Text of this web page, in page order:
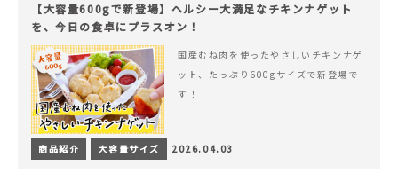
【大容量600gで新登場】ヘルシー大満足なチキンナゲット
を、今日の食卓にプラスオン！
国産むね肉を使ったやさしいチキンナゲ
ット、たっぷり600gサイズで新登場で
す！
商品紹介 大容量サイズ 2026.04.03